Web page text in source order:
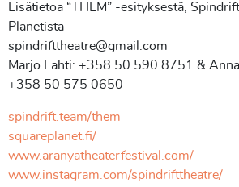
Lisätietoa “THEM” -esityksestä,
Planetista
spindrifttheatre@gmail.com
Marjo Lahti: +358 50 590 8751 &
+358 50 575 0650
spindrift.team/them
squareplanet.fi/
www.aranyatheaterfestival.com/
www.instagram.com/spindrifttheatre/